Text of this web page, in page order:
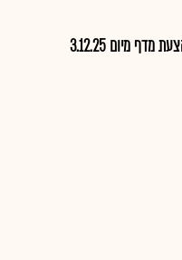
מיום 3.12.25